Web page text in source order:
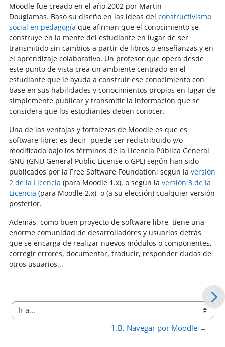
Moodle fue creado en el año 2002 por Martin
Dougiamas. Basó su diseño en las ideas del constructivismo
social en pedagogía que afirman que el conocimiento se
construye en la mente del estudiante en lugar de ser
transmitido sin cambios a partir de libros o enseñanzas y en
el aprendizaje colaborativo. Un profesor que opera desde
este punto de vista crea un ambiente centrado en el
estudiante que le ayuda a construir ese conocimiento con
base en sus habilidades y conocimientos propios en lugar de
simplemente publicar y transmitir la información que se
considera que los estudiantes deben conocer.
Una de las ventajas y fortalezas de Moodle es que es
software libre; es decir, puede ser redistribuido y/o
modificado bajo los términos de la Licencia Pública General
GNU (GNU General Public License o GPL) según han sido
publicados por la Free Software Foundation; según la versión
2 de la Licencia (para Moodle 1.x), o según la versión 3 de la
Licencia (para Moodle 2.x), o (a su elección) cualquier versión
posterior.
Además, como buen proyecto de software libre, tiene una
enorme comunidad de desarrolladores y usuarios detrás
que se encarga de realizar nuevos módulos o componentes,
corregir errores, documentar, traducir, responder dudas de
otros usuarios...
Ir a...
1.B. Navegar por Moodle →